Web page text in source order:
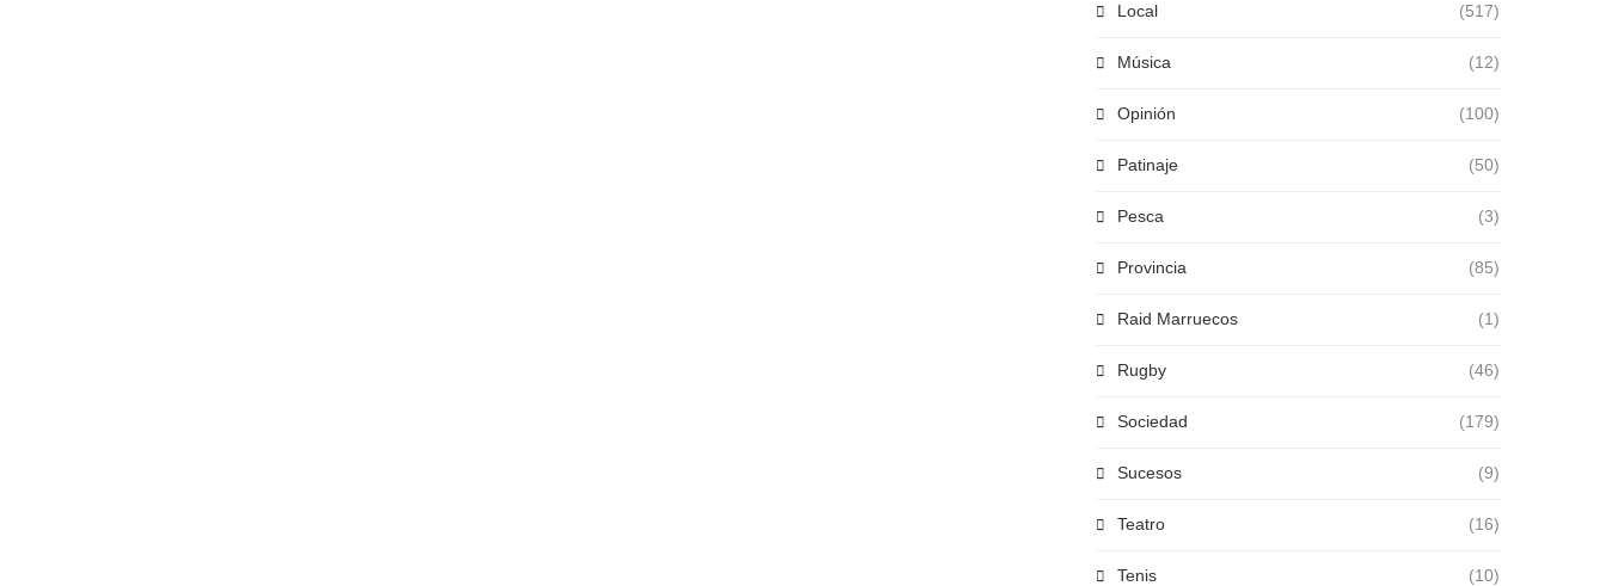
Local (517)
Música (12)
Opinión (100)
Patinaje (50)
Pesca (3)
Provincia (85)
Raid Marruecos (1)
Rugby (46)
Sociedad (179)
Sucesos (9)
Teatro (16)
Tenis (10)